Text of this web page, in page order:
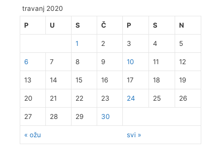
travanj 2020
P U S Č P S N
« ožu svi »
1 2 3 4 5
6 7 8 9 10 11 12
13 14 15 16 17 18 19
20 21 22 23 24 25 26
27 28 29 30